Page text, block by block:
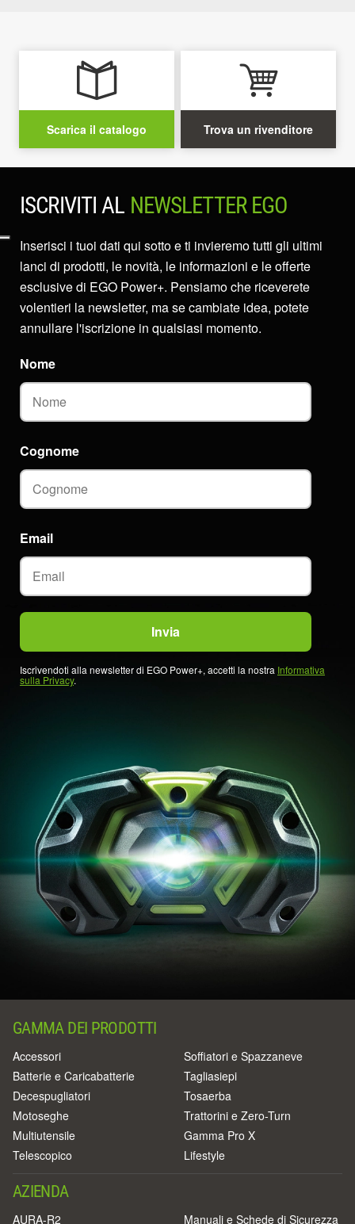
Scarica il catalogo Trova un rivenditore
ISCRIVITI AL NEWSLETTER EGO
Inserisci i tuoi dati qui sotto e ti invieremo tutti gli ultimi
lanci di prodotti, le novità, le informazioni e le offerte
esclusive di EGO Power+. Pensiamo che riceverete
volentieri la newsletter, ma se cambiate idea, potete
annullare l'iscrizione in qualsiasi momento.
Email
Nome
Cognome
Iscrivendoti alla newsletter di EGO Power+, accetti la nostra Informativa
sulla Privacy.
GAMMA DEI PRODOTTI
Accessori
Batterie e Caricabatterie
Decespugliatori
Motoseghe
Multiutensile
Telescopico
Soffiatori e Spazzaneve
Tagliasiepi
Tosaerba
Trattorini e Zero-Turn
Gamma Pro X
Lifestyle
AZIENDA
AURA-R2 Manuali e Schede di Sicurezza